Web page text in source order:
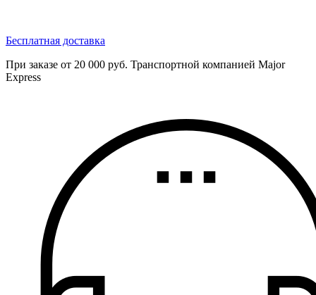
Бесплатная доставка
При заказе от 20 000 руб. Транспортной компанией Major
Express